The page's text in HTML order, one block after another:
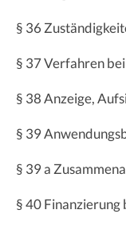
§ 36
§ 37 Verfahren
§ 38 Anzeige,
§ 39
§ 39 a
§ 40